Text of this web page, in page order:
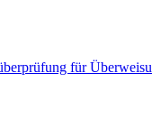
für